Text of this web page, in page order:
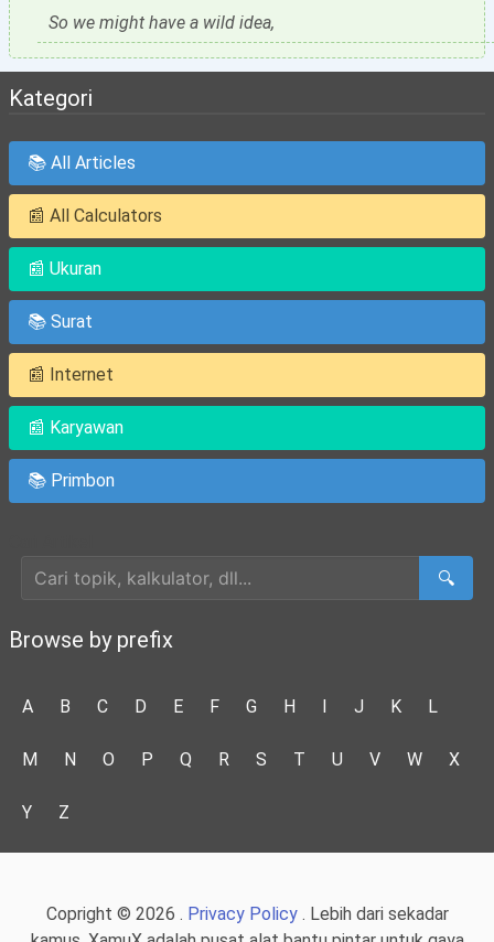
So we might have a wild idea,
Kategori
📚 All Articles
📰 All Calculators
📰 Ukuran
📚 Surat
📰 Internet
📰 Karyawan
📚 Primbon
🔍
Browse by prefix
A B C D E F G H I J K L
M N O P Q R S T U V W X
Y Z
Copright © 2026 . Privacy Policy. Lebih dari sekadar